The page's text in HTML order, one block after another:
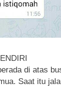
di atas
Saat itu